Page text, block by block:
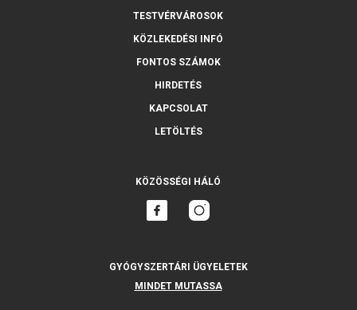
TESTVÉRVÁROSOK
KÖZLEKEDÉSI INFÓ
FONTOS SZÁMOK
HIRDETÉS
KAPCSOLAT
LETÖLTÉS
KÖZÖSSÉGI HÁLÓ
GYÓGYSZERTÁRI ÜGYELETEK
MINDET MUTASSA